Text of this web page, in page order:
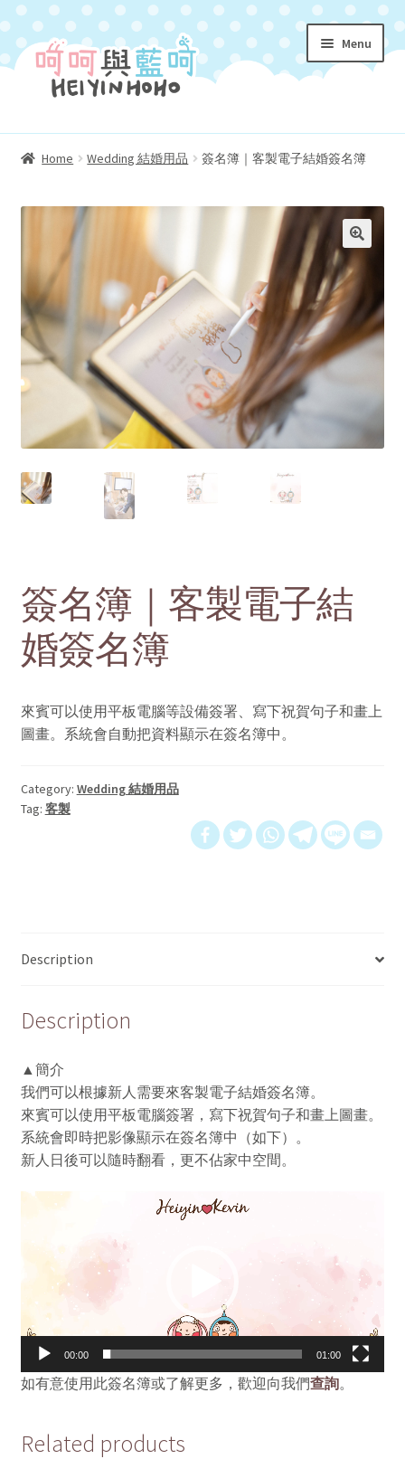
Skip
to
navigation
Skip
to
content
Menu
Homepage 首頁
menu
Characters 角色介紹
Shop 購物小店
child
menu
Coloring 填色遊戲冊
My Account 我的帳號
menu
Contact Us 聯絡我們
Home Wedding 結婚用品 簽名簿｜客製電子結婚簽名簿
簽名簿｜客製電子結
婚簽名簿
來賓可以使用平板電腦等設備簽署、寫下祝賀句子和畫上
圖畫。系統會自動把資料顯示在簽名簿中。
Category: Wedding 結婚用品
Tag: 客製
Description
Description
▲簡介
我們可以根據新人需要來客製電子結婚簽名簿。
來賓可以使用平板電腦簽署，寫下祝賀句子和畫上圖畫。
系統會即時把影像顯示在簽名簿中（如下）。
新人日後可以隨時翻看，更不佔家中空間。
00:00 01:00
如有意使用此簽名簿或了解更多，歡迎向我們查詢。
Related products